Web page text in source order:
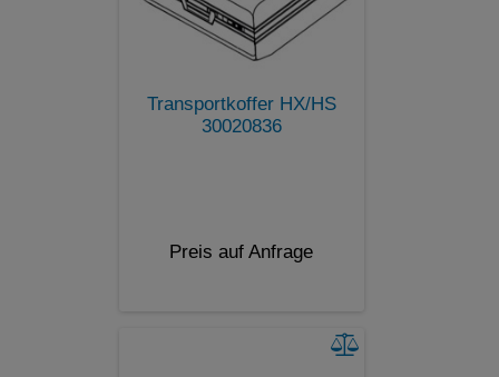
Transportkoffer HX/HS
30020836
Preis auf Anfrage